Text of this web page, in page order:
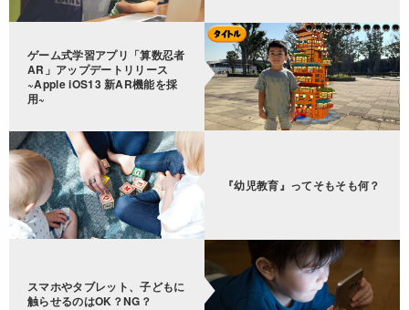
ゲーム式学習アプリ「算数忍者
AR」アップデートリリース
~Apple iOS13 新AR機能を採
用~
『幼児教育』ってそもそも何？
スマホやタブレット、子どもに
触らせるのはOK？NG？